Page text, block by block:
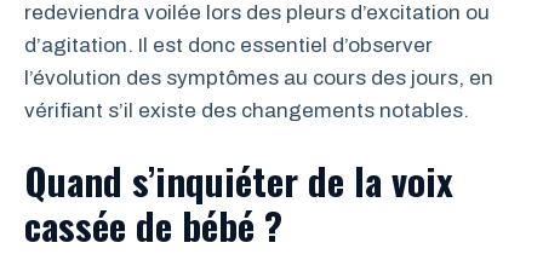
redeviendra voilée lors des pleurs d’excitation ou
d’agitation. Il est donc essentiel d’observer
l’évolution des symptômes au cours des jours, en
vérifiant s’il existe des changements notables.
Quand s’inquiéter de la voix
cassée de bébé ?